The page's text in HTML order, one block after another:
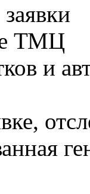
ТМЦ
и